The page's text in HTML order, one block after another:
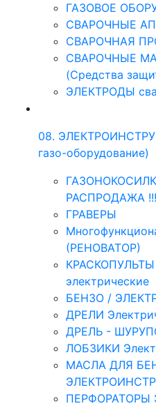
ГАЗОВОЕ
СВАРОЧНЫЕ
СВАРОЧНАЯ
СВАРОЧНЫЕ
(Средства
ЭЛЕКТРОДЫ
08.
газо-оборудование)
РАСПРОДАЖА !!!
ГРАВЕРЫ
(РЕНОВАТОР)
электрические
БЕНЗО /
ДРЕЛИ
ДРЕЛЬ -
ЛОБЗИКИ
МАСЛА ДЛЯ
ПЕРФОРАТОРЫ